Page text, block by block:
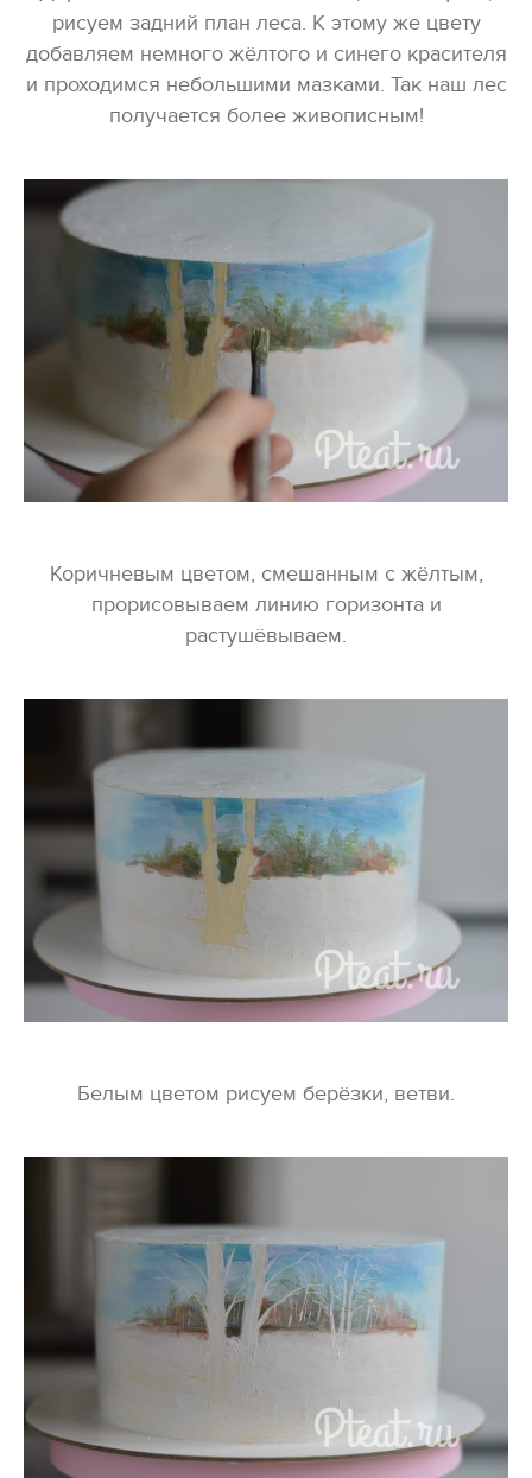
рисуем задний план леса. К этому же цвету
добавляем немного жёлтого и синего красителя
и проходимся небольшими мазками. Так наш лес
получается более живописным!
Коричневым цветом, смешанным с жёлтым,
прорисовываем линию горизонта и
растушёвываем.
Белым цветом рисуем берёзки, ветви.